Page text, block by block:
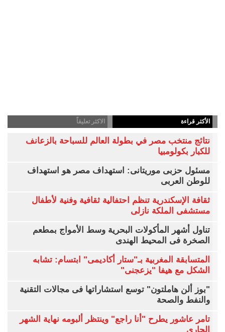
الأكثر قراءة الاكثر تعليقاً
نتائج منتخب مصر في بطولة العالم للسباحة بالزعانف
للكبار بكولومبيا
مسئول حزبى موريتانى: استهداف مصر هو استهداف
للوطن العربى
ثقافة الإسكندرية تنظم احتفالية ثقافية وفنية لأطفال
مستشفى الملكة نازلى
تناول أشهر المأكولات البحرية وسط الأمواج بمطعم
الصخرة فى المحيط الهندى
المتسابقة المغربية بـ"ستار أكاديمى" ابتسام: تشابه
الشكل مع هيفا "يزعجنى"
"بوز ألن هاملتون" توسع استشاراتها فى مجالات التقنية
والنفط والصحة
تامر عاشور يطرح "أنا راجع" وينتظر ألبومه نهاية الشهر
الجارى